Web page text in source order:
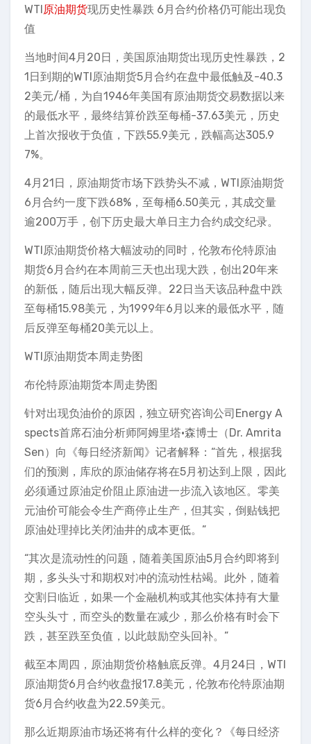
WTI原油期货现历史性暴跌 6月合约价格仍可能出现负
值
当地时间4月20日，美国原油期货出现历史性暴跌，2
1日到期的WTI原油期货5月合约在盘中最低触及-40.3
2美元/桶，为自1946年美国有原油期货交易数据以来
的最低水平，最终结算价跌至每桶-37.63美元，历史
上首次报收于负值，下跌55.9美元，跌幅高达305.9
7%。
4月21日，原油期货市场下跌势头不减，WTI原油期货
6月合约一度下跌68%，至每桶6.50美元，其成交量
逾200万手，创下历史最大单日主力合约成交纪录。
WTI原油期货价格大幅波动的同时，伦敦布伦特原油
期货6月合约在本周前三天也出现大跌，创出20年来
的新低，随后出现大幅反弹。22日当天该品种盘中跌
至每桶15.98美元，为1999年6月以来的最低水平，随
后反弹至每桶20美元以上。
WTI原油期货本周走势图
布伦特原油期货本周走势图
针对出现负油价的原因，独立研究咨询公司Energy A
spects首席石油分析师阿姆里塔·森博士（Dr. Amrita
Sen）向《每日经济新闻》记者解释：“首先，根据我
们的预测，库欣的原油储存将在5月初达到上限，因此
必须通过原油定价阻止原油进一步流入该地区。零美
元油价可能会令生产商停止生产，但其实，倒贴钱把
原油处理掉比关闭油井的成本更低。”
“其次是流动性的问题，随着美国原油5月合约即将到
期，多头头寸和期权对冲的流动性枯竭。此外，随着
交割日临近，如果一个金融机构或其他实体持有大量
空头头寸，而空头的数量在减少，那么价格有时会下
跌，甚至跌至负值，以此鼓励空头回补。”
截至本周四，原油期货价格触底反弹。4月24日，WTI
原油期货6月合约收盘报17.8美元，伦敦布伦特原油期
货6月合约收盘为22.59美元。
那么近期原油市场还将有什么样的变化？《每日经济